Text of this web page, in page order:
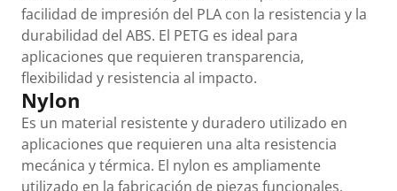
facilidad de impresión del PLA con la resistencia y la
durabilidad del ABS. El PETG es ideal para
aplicaciones que requieren transparencia,
flexibilidad y resistencia al impacto.
Nylon
Es un material resistente y duradero utilizado en
aplicaciones que requieren una alta resistencia
mecánica y térmica. El nylon es ampliamente
utilizado en la fabricación de piezas funcionales,